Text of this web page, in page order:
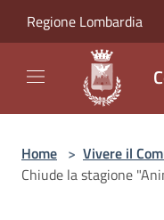
Regione Lombardia
Home > Vivere il
Chiude la stagione